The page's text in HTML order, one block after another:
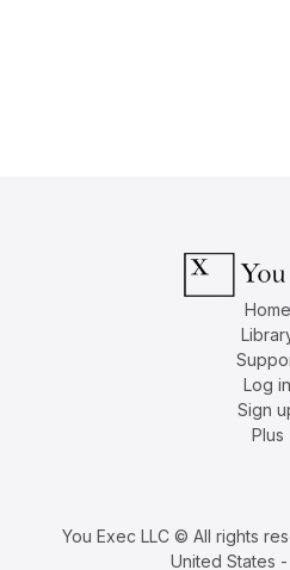
Home
Log in
Sign
Plus
You Exec LLC © All rights
United States